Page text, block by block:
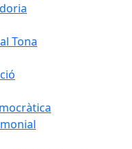
Tona